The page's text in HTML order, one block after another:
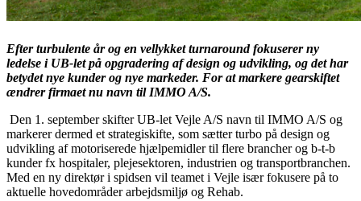
Efter turbulente år og en vellykket turnaround fokuserer ny
ledelse i UB-let på opgradering af design og udvikling, og det har
betydet nye kunder og nye markeder. For at markere gearskiftet
ændrer firmaet nu navn til IMMO A/S.
Den 1. september skifter UB-let Vejle A/S navn til IMMO A/S og
markerer dermed et strategiskifte, som sætter turbo på design og
udvikling af motoriserede hjælpemidler til flere brancher og b-t-b
kunder fx hospitaler, plejesektoren, industrien og transportbranchen.
Med en ny direktør i spidsen vil teamet i Vejle især fokusere på to
aktuelle hovedområder arbejdsmiljø og Rehab.